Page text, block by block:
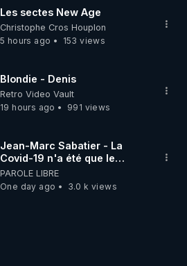
Les sectes New Age
Christophe Cros Houplon
5 hours ago
153 views
Blondie - Denis
Retro Video Vault
19 hours ago
991 views
Jean-Marc Sabatier - La
Covid-19 n'a été que le
début - L'ARNm & l'ARNm-aa
jusqu où auront-t-il ?
PAROLE LIBRE
One day ago
3.0 k views